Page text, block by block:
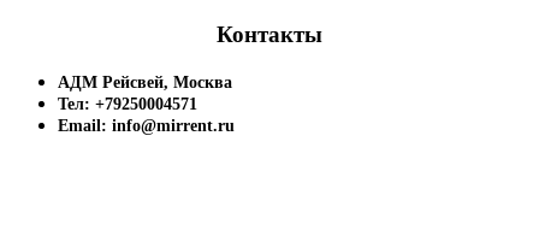
Контакты
АДМ Рейсвей, Москва
Тел: +79250004571
Email: info@mirrent.ru